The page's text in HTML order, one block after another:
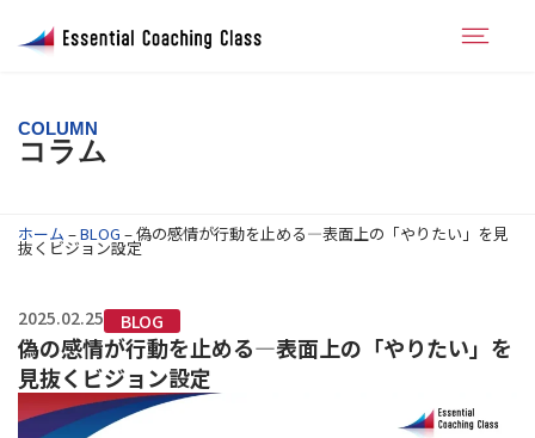
COLUMN
コラム
ホーム –BLOG –偽の感情が行動を止める―表面上の「やりたい」を見
抜くビジョン設定
2025.02.25 BLOG
偽の感情が行動を止める―表面上の「やりたい」を
見抜くビジョン設定